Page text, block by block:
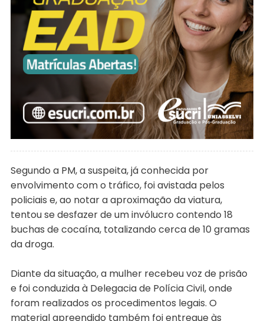
Segundo a PM, a suspeita, já conhecida por
envolvimento com o tráfico, foi avistada pelos
policiais e, ao notar a aproximação da viatura,
tentou se desfazer de um invólucro contendo 18
buchas de cocaína, totalizando cerca de 10 gramas
da droga.
Diante da situação, a mulher recebeu voz de prisão
e foi conduzida à Delegacia de Polícia Civil, onde
foram realizados os procedimentos legais. O
material apreendido também foi entregue às